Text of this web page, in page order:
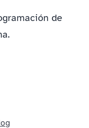
de